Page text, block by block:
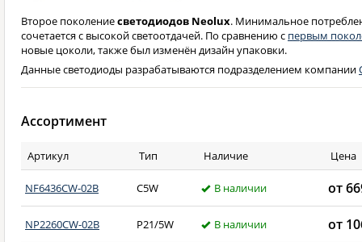
Второе поколениесветодиодов Neolux. Минимальное
сочетается с высокой светоотдачей. По сравнению с первым
новые цоколи, также был изменён дизайн упаковки.
Данные светодиоды разрабатываются подразделением компании
Ассортимент
Артикул Тип Наличие Цена
NF6436CW-02B C5W В наличии от
NP2260CW-02B P21/5W В наличии от